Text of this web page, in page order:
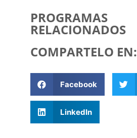
PROGRAMAS
RELACIONADOS
COMPARTELO EN:
Facebook
LinkedIn